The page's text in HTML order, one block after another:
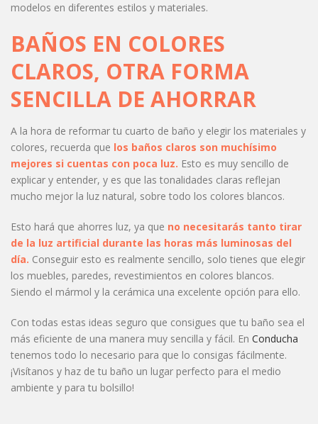
modelos en diferentes estilos y materiales.
BAÑOS EN COLORES
CLAROS, OTRA FORMA
SENCILLA DE AHORRAR
A la hora de reformar tu cuarto de baño y elegir los materiales y
colores, recuerda que los baños claros son muchísimo
mejores si cuentas con poca luz. Esto es muy sencillo de
explicar y entender, y es que las tonalidades claras reflejan
mucho mejor la luz natural, sobre todo los colores blancos.
Esto hará que ahorres luz, ya que no necesitarás tanto tirar
de la luz artificial durante las horas más luminosas del
día. Conseguir esto es realmente sencillo, solo tienes que elegir
los muebles, paredes, revestimientos en colores blancos.
Siendo el mármol y la cerámica una excelente opción para ello.
Con todas estas ideas seguro que consigues que tu baño sea el
más eficiente de una manera muy sencilla y fácil. En Conducha
tenemos todo lo necesario para que lo consigas fácilmente.
¡Visítanos y haz de tu baño un lugar perfecto para el medio
ambiente y para tu bolsillo!